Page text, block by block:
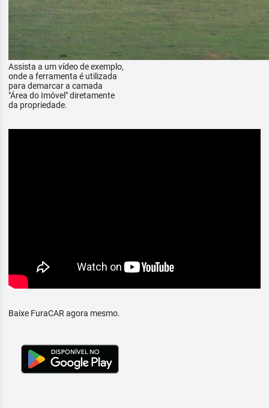
Assista a um vídeo de exemplo,
onde a ferramenta é utilizada
para demarcar a camada
"Área do Imóvel" diretamente
da propriedade.
Baixe FuraCAR agora mesmo.